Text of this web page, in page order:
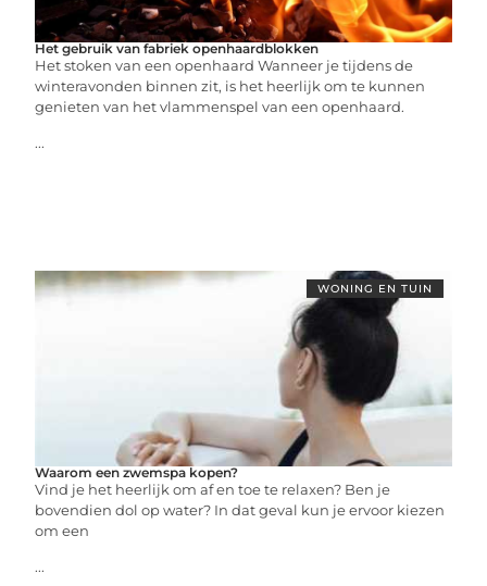
Het gebruik van fabriek openhaardblokken
Het stoken van een openhaard Wanneer je tijdens de
winteravonden binnen zit, is het heerlijk om te kunnen
genieten van het vlammenspel van een openhaard.
...
WONING EN TUIN
Waarom een zwemspa kopen?
Vind je het heerlijk om af en toe te relaxen? Ben je
bovendien dol op water? In dat geval kun je ervoor kiezen
om een
...